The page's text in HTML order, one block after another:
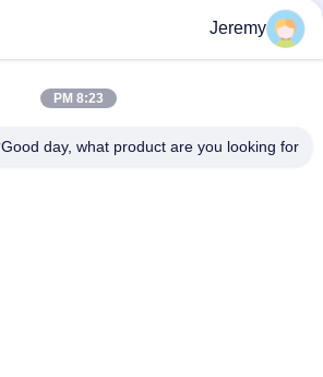
Jeremy
8:23 PM
Good day, what product are you looking for?